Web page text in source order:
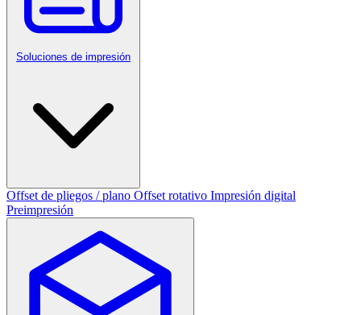
Soluciones de impresión
Offset de pliegos / plano Offset rotativo Impresión digital
Preimpresión